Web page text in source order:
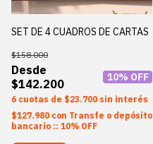
SET DE 4 CUADROS DE CARTAS
$142.200
$158.000
10% OFF
6 $23.700 sin interés
$127.980 con Transfe o depósito
bancario :: 10% OFF